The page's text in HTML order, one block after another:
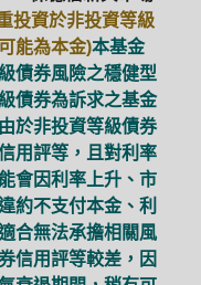
投資於非投資等級
能為本金)本基金
債券風險之穩健型
債券為訴求之基金
於非投資等級債券
用評等，且對利率
會因利率上升、市
約不支付本金、利
合無法承擔相關風
信用評等較差，因